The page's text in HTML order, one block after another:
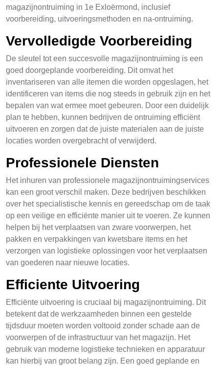
magazijnontruiming in 1e Exloërmond, inclusief
voorbereiding, uitvoeringsmethoden en na-ontruiming.
Vervolledigde Voorbereiding
De sleutel tot een succesvolle magazijnontruiming is een
goed doorgeplande voorbereiding. Dit omvat het
inventariseren van alle itemen die worden opgeslagen, het
identificeren van items die nog steeds in gebruik zijn en het
bepalen van wat ermee moet gebeuren. Door een duidelijk
plan te hebben, kunnen bedrijven de ontruiming efficiënt
uitvoeren en zorgen dat de juiste materialen aan de juiste
locaties worden overgebracht of verwijderd.
Professionele Diensten
Het inhuren van professionele magazijnontruimingservices
kan een groot verschil maken. Deze bedrijven beschikken
over het specialistische kennis en gereedschap om de taak
op een veilige en efficiënte manier uit te voeren. Ze kunnen
helpen bij het verplaatsen van zware voorwerpen, het
pakken en verpakkingen van kwetsbare items en het
verzorgen van logistieke oplossingen voor het verplaatsen
van goederen naar nieuwe locaties.
Efficiente Uitvoering
Efficiënte uitvoering is cruciaal bij magazijnontruiming. Dit
betekent dat de werkzaamheden binnen een gestelde
tijdsduur moeten worden voltooid zonder schade aan de
voorwerpen of de infrastructuur van het magazijn. Het
gebruik van moderne logistieke technieken en apparatuur
kan hierbij van groot belang zijn. Een goed geplande en